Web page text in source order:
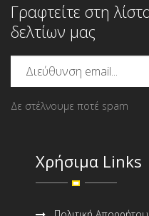
Γραφτείτε στη
δελτίων μας
Δε στέλνουμε ποτέ spam
Χρήσιμα Links